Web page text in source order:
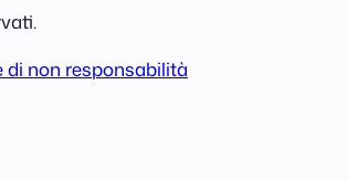
di non responsabilità